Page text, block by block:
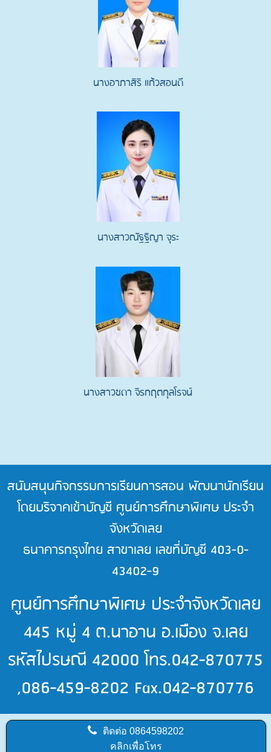
นางอาภาสิริ แก้วสอนดี
นางสาวณัฐฐิญา จุระ
นางสาวชดา จิรกฤตกุลโรจน์
สนับสนุนกิจกรรมการเรียนการสอน พัฒนานักเรียน
โดยบริจาคเข้าบัญชี ศูนย์การศึกษาพิเศษ ประจำ
จังหวัดเลย
ธนาคารกรุงไทย สาขาเลย เลขที่บัญชี 403-0-
43402-9
ศูนย์การศึกษาพิเศษ ประจำจังหวัดเลย
445 หมู่ 4 ต.นาอาน อ.เมือง จ.เลย
รหัสไปรษณี 42000 โทร.042-870775
,086-459-8202 Fax.042-870776
ติดต่อ0864598202
คลิกเพื่อโทร